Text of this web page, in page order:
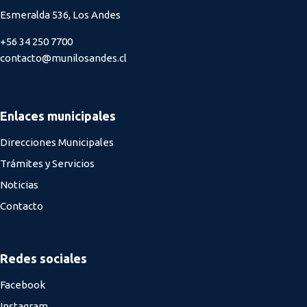
Esmeralda 536, Los Andes
+56 34 250 7700
contacto@munilosandes.cl
Enlaces municipales
Direcciones Municipales
Trámites y Servicios
Noticias
Contacto
Redes sociales
Facebook